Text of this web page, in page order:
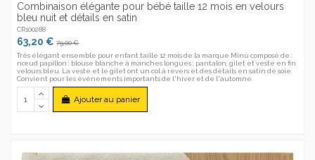
Combinaison élégante pour bébé taille 12 mois en velours
bleu nuit et détails en satin
CR100288
63,20 €79,00 €
Très élégant ensemble pour enfant taille 12 mois de la marque Minù composé de :
nœud papillon ; blouse blanche à manches longues ; pantalon, gilet et veste en fin
velours bleu. La veste et le gilet ont un col à revers et des détails en satin de soie.
Convient pour les événements importants de l'hiver et de l'automne.
Ajouter au panier